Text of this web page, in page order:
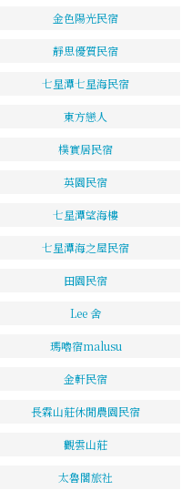
金色陽光民宿
靜思優質民宿
七星潭七星海民宿
東方戀人
樸實居民宿
英園民宿
七星潭望海樓
七星潭海之屋民宿
田園民宿
Lee 舍
瑪嚕宿malusu
金軒民宿
長霖山莊休閒農園民宿
觀雲山莊
太魯閣旅社